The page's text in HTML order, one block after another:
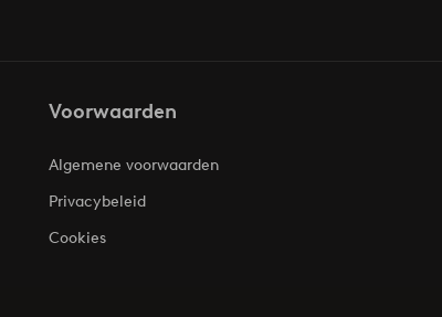
Voorwaarden
Algemene voorwaarden
Privacybeleid
Cookies